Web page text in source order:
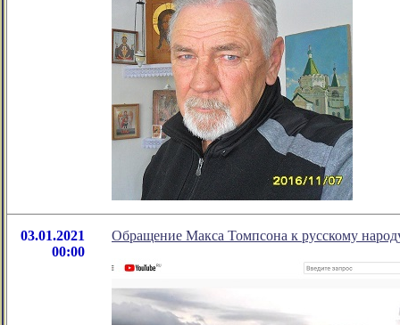
03.01.2021
00:00
Обращение Макса Томпсона к русскому